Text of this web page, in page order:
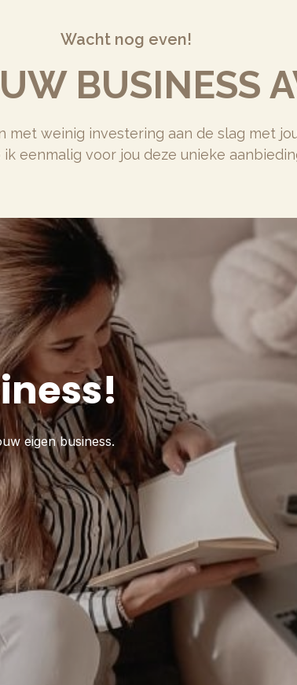
Wacht nog even!
BUSINESS
met weinig investering aan de slag met
ik eenmalig voor jou deze unieke
eigen business.